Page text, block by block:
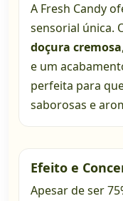
A Fresh Candy
sensorial única.
doçura cremosa
e um
perfeita para
saborosas e
Efeito e
Apesar de ser